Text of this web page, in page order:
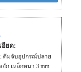
อียด:
คีมจับอุปกรณ์ปลาย
ก เหล็กหนา 3 mm